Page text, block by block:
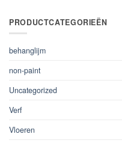
PRODUCTCATEGORIEËN
behanglijm
non-paint
Uncategorized
Verf
Vloeren